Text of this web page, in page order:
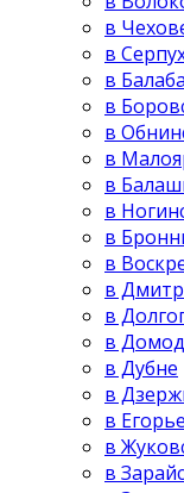
в
в
в
в
в
в
в
в
в
в
в
в
в
в Дубне
в
в
в
в